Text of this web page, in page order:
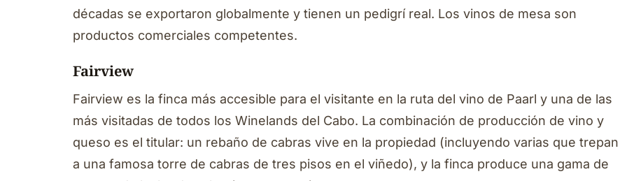
décadas se exportaron globalmente y tienen un pedigrí real. Los vinos de mesa son
productos comerciales competentes.
Fairview
Fairview es la finca más accesible para el visitante en la ruta del vino de Paarl y una de las
más visitadas de todos los Winelands del Cabo. La combinación de producción de vino y
queso es el titular: un rebaño de cabras vive en la propiedad (incluyendo varias que trepan
a una famosa torre de cabras de tres pisos en el viñedo), y la finca produce una gama de